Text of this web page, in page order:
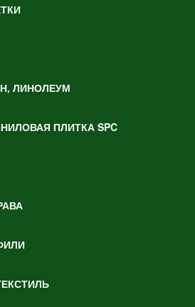
ЛИНОЛЕУМ
ПЛИТКА SPC